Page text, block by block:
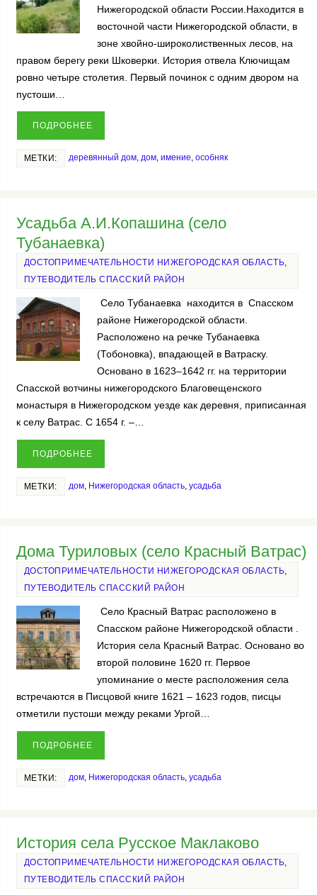
Нижегородской области России.Находится в
восточной части Нижегородской области, в
зоне хвойно-широколиственных лесов, на
правом берегу реки Шковерки. История отвела Ключищам
ровно четыре столетия. Первый починок с одним двором на
пустоши…
ПОДРОБНЕЕ
МЕТКИ: деревянный дом, дом, имение, особняк
Усадьба А.И.Копашина (село
Тубанаевка)
ДОСТОПРИМЕЧАТЕЛЬНОСТИ НИЖЕГОРОДСКАЯ ОБЛАСТЬ,
ПУТЕВОДИТЕЛЬ СПАССКИЙ РАЙОН
Село Тубанаевка находится в Спасском
районе Нижегородской области.
Расположено на речке Тубанаевка
(Тобоновка), впадающей в Ватраску.
Основано в 1623–1642 гг. на территории
Спасской вотчины нижегородского Благовещенского
монастыря в Нижегородском уезде как деревня, приписанная
к селу Ватрас. С 1654 г. –…
ПОДРОБНЕЕ
МЕТКИ: дом, Нижегородская область, усадьба
Дома Туриловых (село Красный Ватрас)
ДОСТОПРИМЕЧАТЕЛЬНОСТИ НИЖЕГОРОДСКАЯ ОБЛАСТЬ,
ПУТЕВОДИТЕЛЬ СПАССКИЙ РАЙОН
Село Красный Ватрас расположено в
Спасском районе Нижегородской области .
История села Красный Ватрас. Основано во
второй половине 1620 гг. Первое
упоминание о месте расположения села
встречаются в Писцовой книге 1621 – 1623 годов, писцы
отметили пустоши между реками Ургой…
ПОДРОБНЕЕ
МЕТКИ: дом, Нижегородская область, усадьба
История села Русское Маклаково
ДОСТОПРИМЕЧАТЕЛЬНОСТИ НИЖЕГОРОДСКАЯ ОБЛАСТЬ
ПУТЕВОДИТЕЛЬ СПАССКИЙ РАЙОН